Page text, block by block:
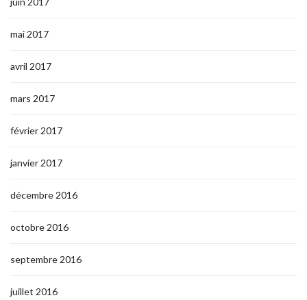
mai 2017
avril 2017
mars 2017
février 2017
janvier 2017
décembre 2016
octobre 2016
septembre 2016
juillet 2016